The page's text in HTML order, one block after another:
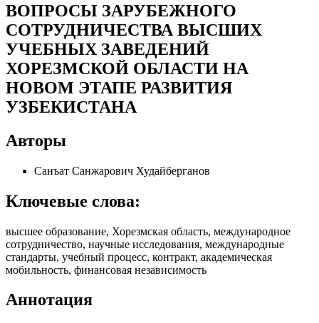
ВОПРОСЫ ЗАРУБЕЖНОГО
СОТРУДНИЧЕСТВА ВЫСШИХ
УЧЕБНЫХ ЗАВЕДЕНИЙ
ХОРЕЗМСКОЙ ОБЛАСТИ НА
НОВОМ ЭТАПЕ РАЗВИТИЯ
УЗБЕКИСТАНА
Авторы
Санъат Санжарович Худайберганов
Ключевые слова:
высшее образование, Хорезмская область, международное
сотрудничество, научные исследования, международные
стандарты, учебный процесс, контракт, академическая
мобильность, финансовая независимость
Аннотация